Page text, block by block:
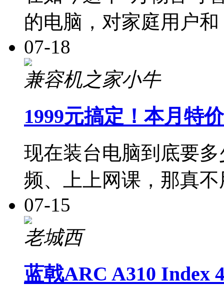
的电脑，对家庭用户和
07-18
兼容机之家小牛
1999元搞定！本月特
现在装台电脑到底要
频、上上网课，那真不
07-15
老城西
蓝戟ARC A310 Index